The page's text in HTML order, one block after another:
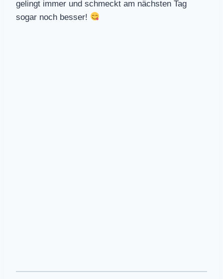
gelingt immer und schmeckt am nächsten Tag
sogar noch besser!